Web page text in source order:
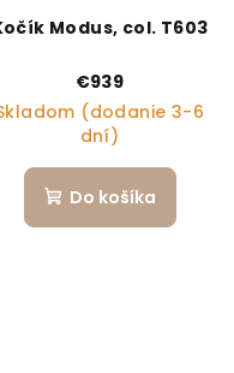
Modus, col. T603
€939
(dodanie 3-6
dní)
Do košíka